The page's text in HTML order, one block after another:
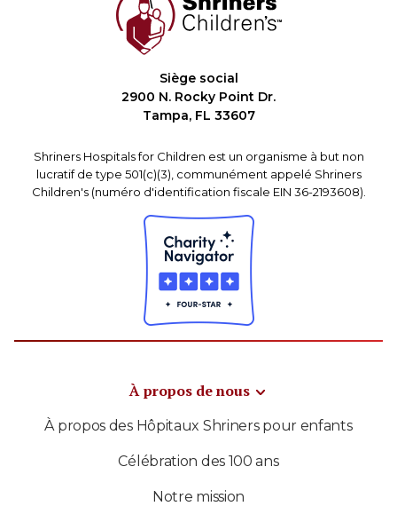
Siège social
2900 N. Rocky Point Dr.
Tampa, FL 33607
Shriners Hospitals for Children est un organisme à but non
lucratif de type 501(c)(3), communément appelé Shriners
Children's (numéro d'identification fiscale EIN 36-2193608).
À propos de nous
À propos des Hôpitaux Shriners pour enfants
Célébration des 100 ans
Notre mission